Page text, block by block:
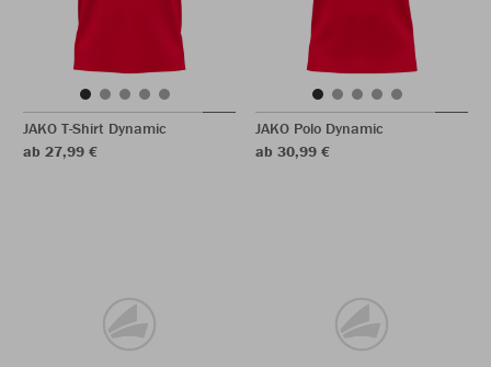
JAKO T-Shirt Dynamic
ab 27,99 €
JAKO Polo Dynamic
ab 30,99 €